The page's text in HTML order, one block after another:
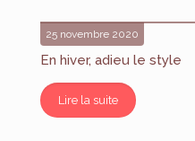
25 novembre 2020
En hiver, adieu le style
Lire la suite